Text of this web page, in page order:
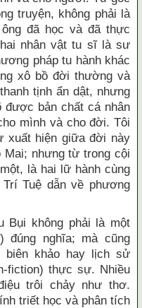
truyện, không phải là
đã học và đã thực
nhân vật tu sĩ là sư
pháp tu hành khác
xô bồ đời thường và
tịnh ẩn dật, nhưng
bản chất cá nhân
mình và cho đời. Tôi
xuất hiện giữa đời này
Mai; nhưng từ trong cội
là hai lữ hành cùng
Tuệ dẫn về phương
Bụi không phải là một
đúng nghĩa; mà cũng
biên khảo hay lịch sử
fiction) thực sự. Nhiều
trôi chảy như thơ.
triết học và phân tích